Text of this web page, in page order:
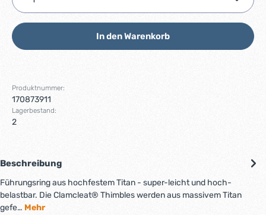
In den Warenkorb
Produktnummer:
170873911
Lagerbestand:
2
Beschreibung
Führungsring aus hochfestem Titan - super-leicht und hoch-
belastbar. Die Clamcleat® Thimbles werden aus massivem Titan
gefe… Mehr